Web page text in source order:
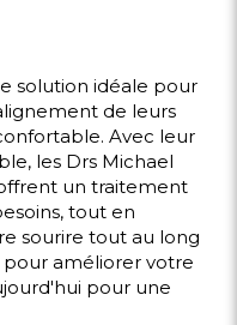
solution idéale pour
de leurs
Avec leur
les Drs Michael
un traitement
tout en
sourire tout au long
améliorer votre
pour une